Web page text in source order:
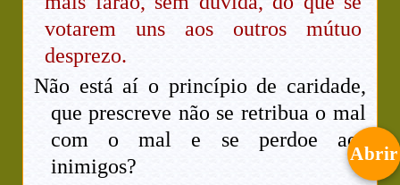
votarem uns aos outros mútuo
desprezo.
Não está aí o princípio de caridade,
que prescreve não se retribua o mal
com o mal e se perdoe aos
inimigos?
Abrir